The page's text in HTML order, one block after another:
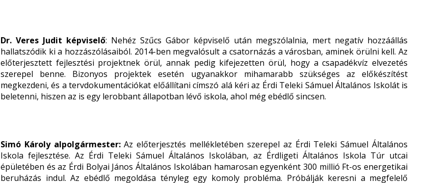
Dr. Veres Judit képviselő: Nehéz Szűcs Gábor képviselő után megszólalnia, mert negatív hozzáállás
hallatszódik ki a hozzászólásaiból. 2014-ben megvalósult a csatornázás a városban, aminek örülni kell. Az
előterjesztett fejlesztési projektnek örül, annak pedig kifejezetten örül, hogy a csapadékvíz elvezetés
szerepel benne. Bizonyos projektek esetén ugyanakkor mihamarabb szükséges az előkészítést
megkezdeni, és a tervdokumentációkat előállítani címszó alá kéri az Érdi Teleki Sámuel Általános Iskolát is
beletenni, hiszen az is egy lerobbant állapotban lévő iskola, ahol még ebédlő sincsen.
Simó Károly alpolgármester:Az előterjesztés mellékletében szerepel az Érdi Teleki Sámuel Általános
Iskola fejlesztése. Az Érdi Teleki Sámuel Általános Iskolában, az Érdligeti Általános Iskola Túr utcai
épületében és az Érdi Bolyai János Általános Iskolában hamarosan egyenként 300 millió Ft-os energetikai
beruházás indul. Az ebédlő megoldása tényleg egy komoly probléma. Próbálják keresni a megfelelő